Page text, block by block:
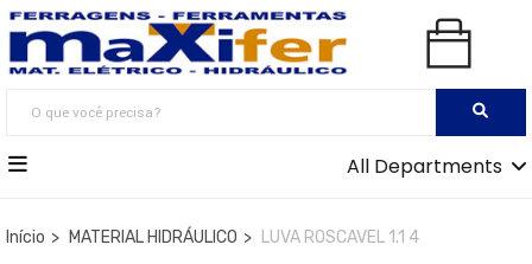
All Departments
Início MATERIAL HIDRÁULICO LUVA ROSCAVEL 1.1 4